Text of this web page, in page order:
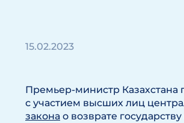
15.02.2023
Премьер-министр Казахстана
с участием высших лиц
закона о возврате